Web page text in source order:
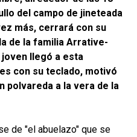
del campo de jineteada
más, cerrará con su
de la familia Arrative-
joven llegó a esta
con su teclado, motivó
polvareda a la vera de la
de "el abuelazo" que se